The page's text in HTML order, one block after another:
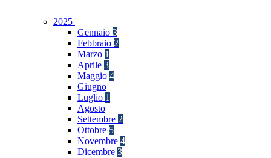
2025
Gennaio 3
Febbraio 2
Marzo 1
Aprile 3
Maggio 4
Giugno
Luglio 1
Agosto
Settembre 2
Ottobre 5
Novembre 4
Dicembre 3